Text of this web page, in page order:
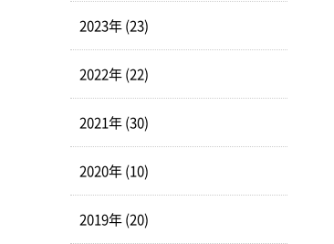
2023年 (23)
2022年 (22)
2021年 (30)
2020年 (10)
2019年 (20)